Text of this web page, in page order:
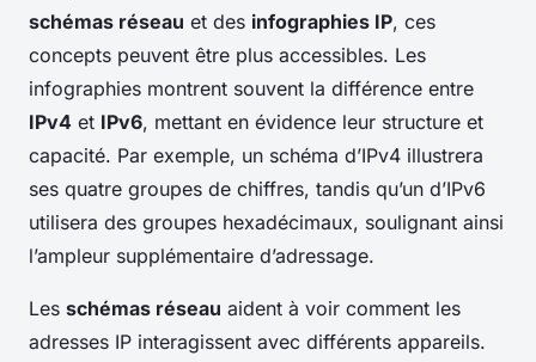
schémas réseau et des infographies IP, ces
concepts peuvent être plus accessibles. Les
infographies montrent souvent la différence entre
IPv4 et IPv6, mettant en évidence leur structure et
capacité. Par exemple, un schéma d’IPv4 illustrera
ses quatre groupes de chiffres, tandis qu’un d’IPv6
utilisera des groupes hexadécimaux, soulignant ainsi
l’ampleur supplémentaire d’adressage.
Les schémas réseau aident à voir comment les
adresses IP interagissent avec différents appareils.